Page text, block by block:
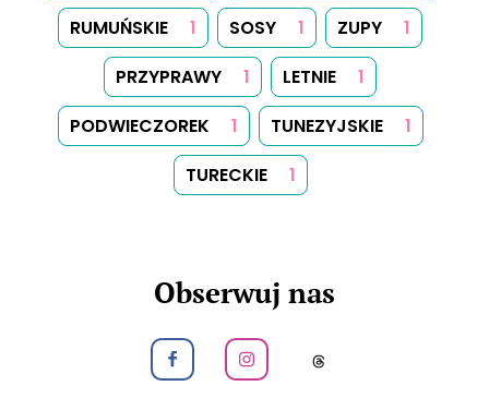
RUMUŃSKIE
1 SOSY 1 ZUPY
1
PRZYPRAWY
1 LETNIE
1
PODWIECZOREK
1 TUNEZYJSKIE
1
TURECKIE
1
Obserwuj nas